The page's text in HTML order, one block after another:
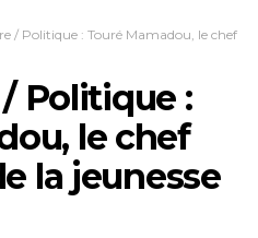
/ Politique : Touré Mamadou, le chef
/ Politique :
le chef
la jeunesse